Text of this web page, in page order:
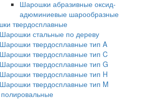
Шарошки абразивные оксид-
адюминиевые шарообразные
твердосплавные
Шарошки стальные по дереву
Шарошки твердосплавные тип A
Шарошки твердосплавные тип C
Шарошки твердосплавные тип G
Шарошки твердосплавные тип H
Шарошки твердосплавные тип M